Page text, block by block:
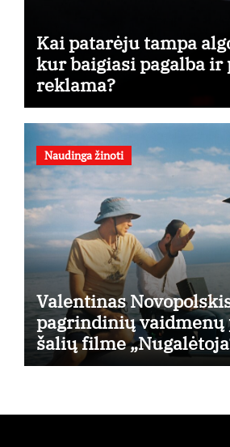
Kai patarėju tampa
kur baigiasi pagalba ir
reklama?
Naudinga žinoti
Valentinas
pagrindinių vaidmenų
šalių filme
kino teatruose – nuo